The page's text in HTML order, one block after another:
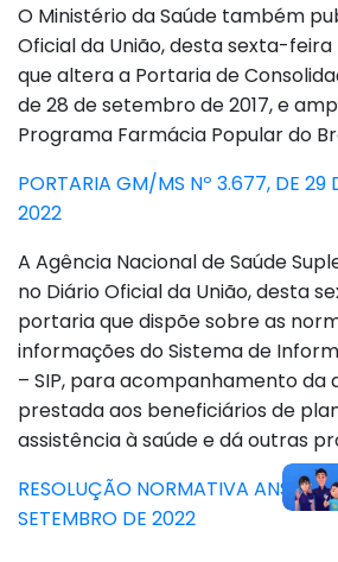
O Ministério da Saúde também
Oficial da União, desta sexta-
que altera a Portaria de
de 28 de setembro de 2017, e
Programa Farmácia Popular do
PORTARIA GM/MS Nº 3.677, DE 29
2022
A Agência Nacional de Saúde
no Diário Oficial da União, desta
portaria que dispõe sobre as
informações do Sistema de
– SIP, para acompanhamento da
prestada aos beneficiários de
assistência à saúde e dá outras
RESOLUÇÃO NORMATIVA ANS Nº
SETEMBRO DE 2022